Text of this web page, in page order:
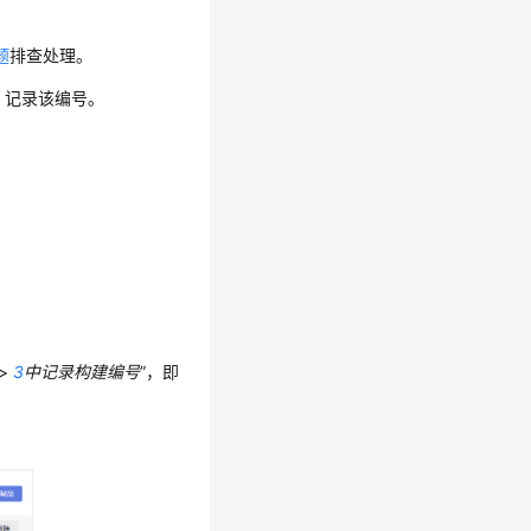
排查处理。
录该编号。
3中记录构建编号”，即